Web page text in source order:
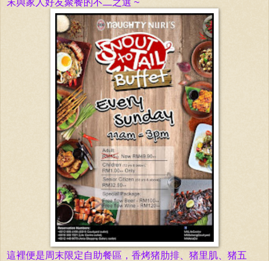
這裡便是周末限定自助餐區，香烤猪肋排、猪里肌、猪五